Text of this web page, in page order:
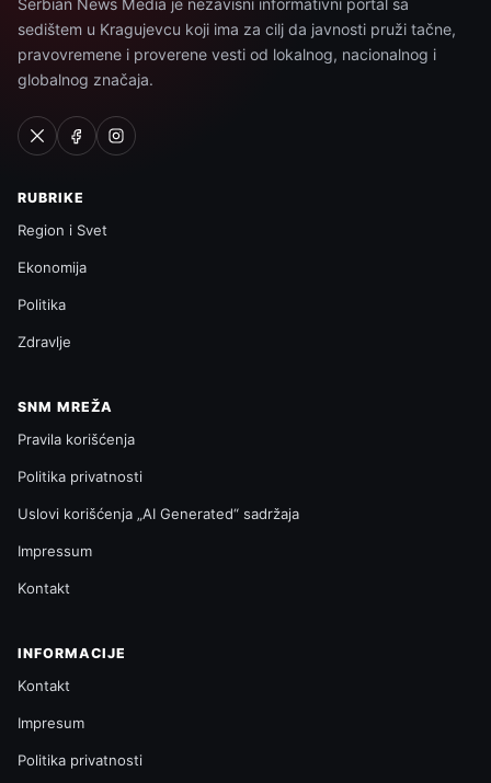
Serbian News Media je nezavisni informativni portal sa
sedištem u Kragujevcu koji ima za cilj da javnosti pruži tačne,
pravovremene i proverene vesti od lokalnog, nacionalnog i
globalnog značaja.
RUBRIKE
Region i Svet
Ekonomija
Politika
Zdravlje
SNM MREŽA
Pravila korišćenja
Politika privatnosti
Uslovi korišćenja „AI Generated“ sadržaja
Impressum
Kontakt
INFORMACIJE
Kontakt
Impresum
Politika privatnosti